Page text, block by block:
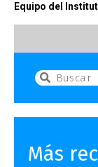
Equipo del
Más